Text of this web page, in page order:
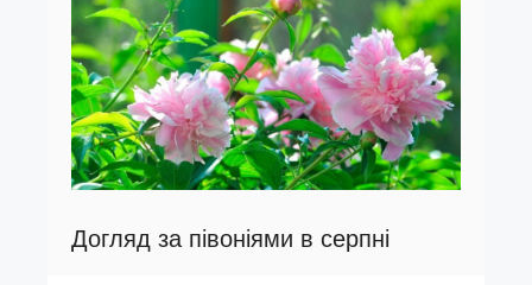
Догляд за півоніями в серпні